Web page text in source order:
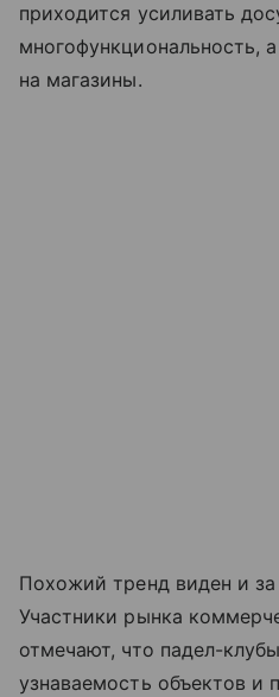
приходится усиливать
многофункциональность,
на магазины.
Похожий тренд виден и
Участники рынка
отмечают, что падел-
узнаваемость объектов и